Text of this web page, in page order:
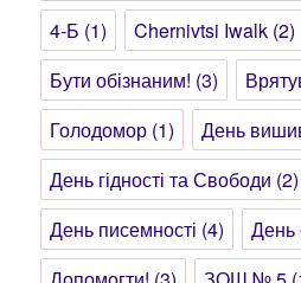
4-Б (1) Chernivtsi Iwalk (2)
Бути обізнаним! (3)
Голодомор (1) День
День гідності та Свободи (2)
День писемності (4) День